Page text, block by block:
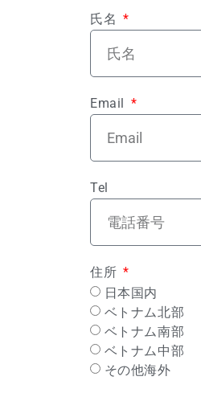
氏名
Email
Tel
住所
日本国内
ベトナム北部
ベトナム南部
ベトナム中部
その他海外